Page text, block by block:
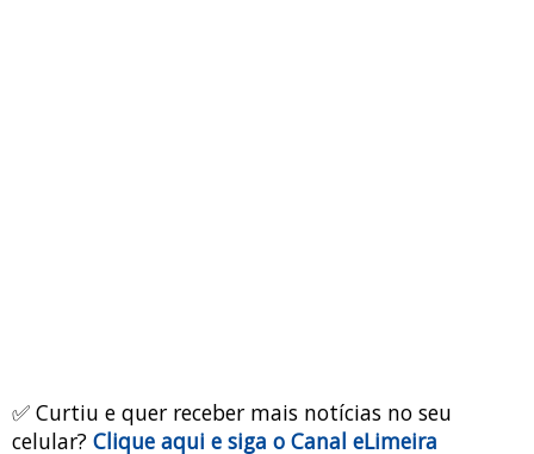
✅ Curtiu e quer receber mais notícias no seu
celular? Clique aqui e siga o Canal eLimeira